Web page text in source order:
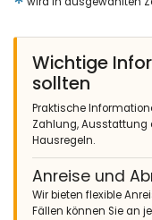
Wichtige
sollten
Praktische
Zahlung, Ausstattung
Hausregeln.
Anreise und
Wir bieten flexible
Fällen können Sie an